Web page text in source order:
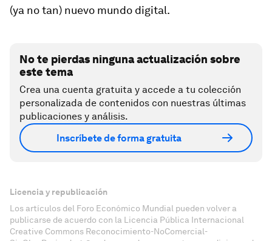
(ya no tan) nuevo mundo digital.
No te pierdas ninguna actualización sobre
este tema
Crea una cuenta gratuita y accede a tu colección
personalizada de contenidos con nuestras últimas
publicaciones y análisis.
Inscríbete de forma gratuita
Licencia y republicación
Los artículos del Foro Económico Mundial pueden volver a
publicarse de acuerdo con la Licencia Pública Internacional
Creative Commons Reconocimiento-NoComercial-